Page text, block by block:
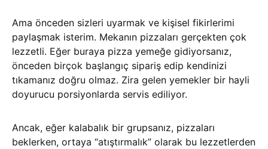
Ama önceden sizleri uyarmak ve kişisel fikirlerimi
paylaşmak isterim. Mekanın pizzaları gerçekten çok
lezzetli. Eğer buraya pizza yemeğe gidiyorsanız,
önceden birçok başlangıç sipariş edip kendinizi
tıkamanız doğru olmaz. Zira gelen yemekler bir hayli
doyurucu porsiyonlarda servis ediliyor.
Ancak, eğer kalabalık bir grupsanız, pizzaları
beklerken, ortaya “atıştırmalık” olarak bu lezzetlerden